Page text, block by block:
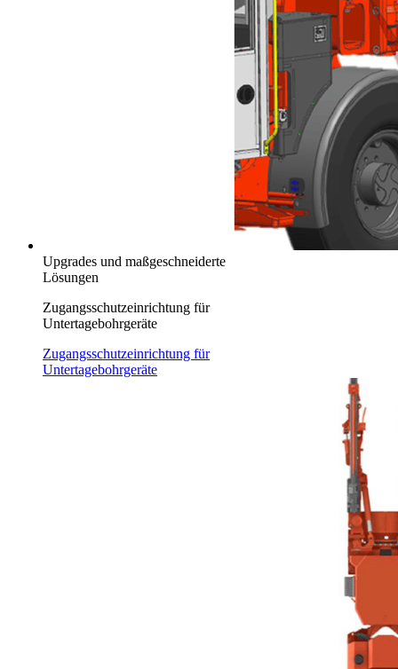
Upgrades und maßgeschneiderte
Lösungen
Zugangsschutzeinrichtung für
Untertagebohrgeräte
Zugangsschutzeinrichtung für
Untertagebohrgeräte